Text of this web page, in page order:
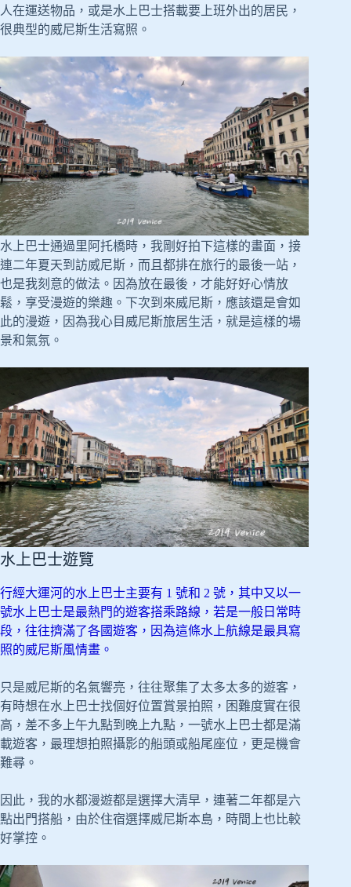
人在運送物品，或是水上巴士搭載要上班外出的居民，
很典型的威尼斯生活寫照。
水上巴士通過里阿托橋時，我剛好拍下這樣的畫面，接
連二年夏天到訪威尼斯，而且都排在旅行的最後一站，
也是我刻意的做法。因為放在最後，才能好好心情放
鬆，享受漫遊的樂趣。下次到來威尼斯，應該還是會如
此的漫遊，因為我心目威尼斯旅居生活，就是這樣的場
景和氣氛。
水上巴士遊覽
行經大運河的水上巴士主要有 1 號和 2 號，其中又以一
號水上巴士是最熱門的遊客搭乘路線，若是一般日常時
段，往往擠滿了各國遊客，因為這條水上航線是最具寫
照的威尼斯風情畫。
只是威尼斯的名氣響亮，往往聚集了太多太多的遊客，
有時想在水上巴士找個好位置賞景拍照，困難度實在很
高，差不多上午九點到晚上九點，一號水上巴士都是滿
載遊客，最理想拍照攝影的船頭或船尾座位，更是機會
難尋。
因此，我的水都漫遊都是選擇大清早，連著二年都是六
點出門搭船，由於住宿選擇威尼斯本島，時間上也比較
好掌控。